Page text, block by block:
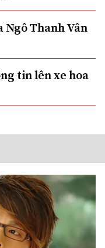
Ngô Thanh Vân
tin lên xe hoa